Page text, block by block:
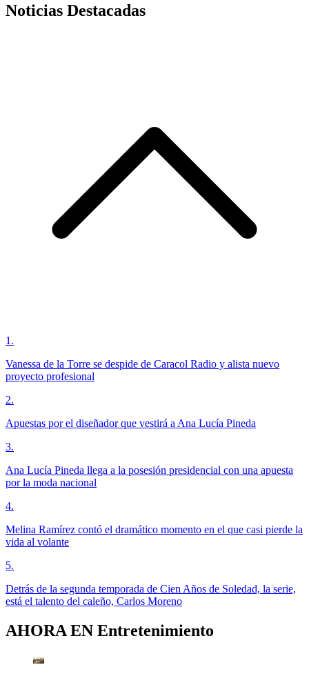
Noticias Destacadas
1 .
Vanessa de la Torre se despide de Caracol Radio y alista nuevo
proyecto profesional
2.
Apuestas por el diseñador que vestirá a Ana Lucía Pineda
3.
Ana Lucía Pineda llega a la posesión presidencial con una apuesta
por la moda nacional
4.
Melina Ramírez contó el dramático momento en el que casi pierde la
vida al volante
5.
Detrás de la segunda temporada de Cien Años de Soledad, la serie,
está el talento del caleño, Carlos Moreno
AHORA EN Entretenimiento